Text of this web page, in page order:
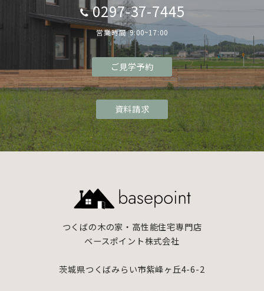
0297-37-7445
営業時間 9:00~17:00
ご見学予約
資料請求
つくばの木の家・高性能住宅専門店
ベースポイント株式会社
茨城県つくばみらい市紫峰ヶ丘4-6-2